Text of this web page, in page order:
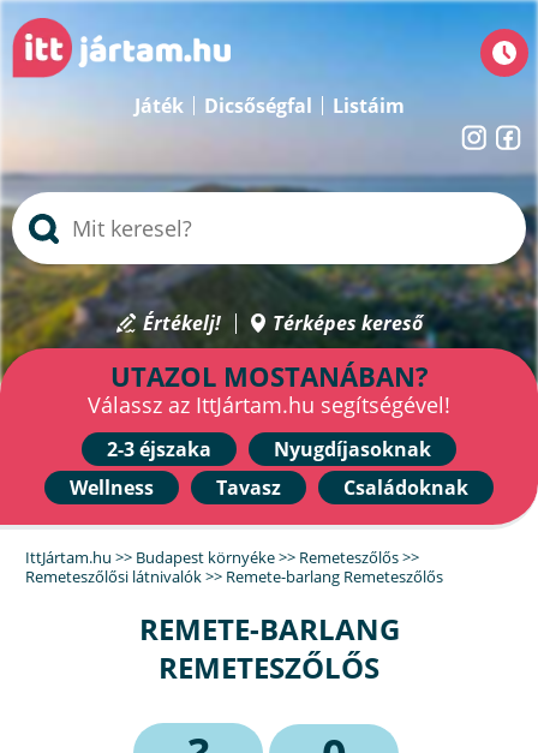
Játék Dicsőségfal Listáim
Értékelj! Térképes kereső
UTAZOL MOSTANÁBAN?
Válassz az IttJártam.hu segítségével!
2-3 éjszaka
Nyugdíjasoknak
Wellness
Tavasz Családoknak
IttJártam.hu >> Budapest környéke>> Remeteszőlős>>
Remeteszőlősi látnivalók>> Remete-barlang Remeteszőlős
REMETE-BARLANG
REMETESZŐLŐS